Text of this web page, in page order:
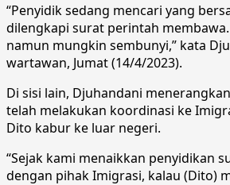
“Penyidik sedang mencari yang
dilengkapi surat perintah
namun mungkin sembunyi,” kata
wartawan, Jumat (14/4/2023).
Di sisi lain, Djuhandani
telah melakukan koordinasi ke
Dito kabur ke luar negeri.
“Sejak kami menaikkan penyidikan
dengan pihak Imigrasi, kalau (Dito)